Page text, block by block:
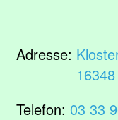
Adresse:
Telefon: 03 33